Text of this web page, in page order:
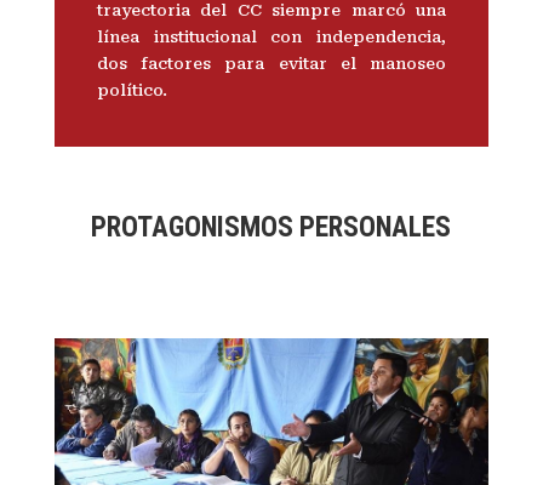
trayectoria del CC siempre marcó una
línea institucional con independencia,
dos factores para evitar el manoseo
político.
PROTAGONISMOS PERSONALES